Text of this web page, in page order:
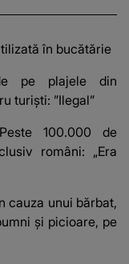
în bucătărie
pe plajele din
turiști: ”Ilegal”
100.000 de
români: „Era
cauza unui bărbat,
și picioare, pe